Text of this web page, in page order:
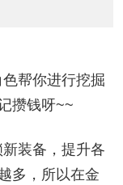
帮你进行挖掘
攒钱呀~~
装备，提升各
多，所以在金